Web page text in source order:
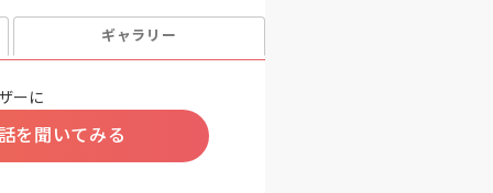
ギャラリー
ーに
を聞いてみる